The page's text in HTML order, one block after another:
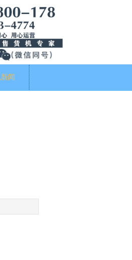
闻